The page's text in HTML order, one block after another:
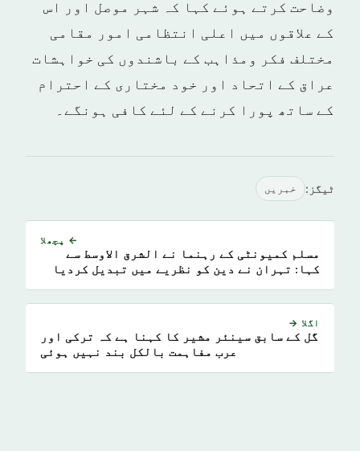
وضاحت کرتے ہوئے کہا کہ شہر موصل اور اس
کے علاقوں میں اعلی انتظامی امور مقامی
مختلف فکر ومذاہب کے باشندوں کی خواہشات
عراق کے اتحاد اور خود مختاری کے احترام
کے ساتھ پورا کرنے کے لئے کافی ہونگے۔
ٹیگز: خبريں
← پچھلا
مسلم کمیونٹی كے رہنما نے الشرق الاوسط سے
كہا: تہران نے دين كو نظريے میں تبدیل کرديا
اگلا →
گل کے سابق سینئر مشیر کا کہنا ہے کہ ترکی اور
عرب مفاہمت بالکل بند نہیں ہوئی